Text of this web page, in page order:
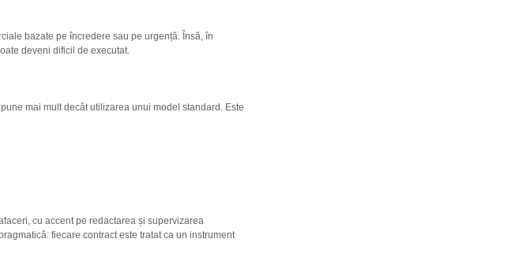
bazate pe încredere sau pe urgență. Însă, în
deveni dificil de executat.
mai mult decât utilizarea unui model standard. Este
cu accent pe redactarea și supervizarea
fiecare contract este tratat ca un instrument